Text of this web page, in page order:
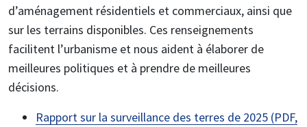
d’aménagement résidentiels et commerciaux, ainsi que
sur les terrains disponibles. Ces renseignements
facilitent l’urbanisme et nous aident à élaborer de
meilleures politiques et à prendre de meilleures
décisions.
Rapport sur la surveillance des terres de 2025 (PDF,